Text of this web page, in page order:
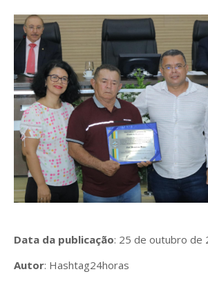
Data da publicação: 25 de outubro de
Autor: Hashtag24horas